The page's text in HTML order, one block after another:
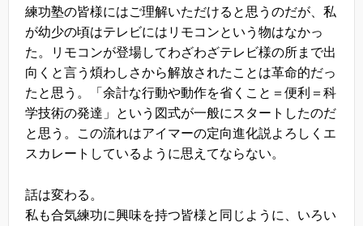
練功塾の皆様にはご理解いただけると思うのだが、私
が幼少の頃はテレビにはリモコンという物はなかっ
た。リモコンが登場してわざわざテレビ様の所まで出
向くと言う煩わしさから解放されたことは革命的だっ
たと思う。「余計な行動や動作を省くこと＝便利＝科
学技術の発達」という図式が一般にスタートしたのだ
と思う。この流れはアイマーの定向進化説よろしくエ
スカレートしているように思えてならない。
話は変わる。
私も合気練功に興味を持つ皆様と同じように、いろい